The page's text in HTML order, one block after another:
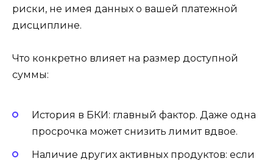
риски, не имея данных о вашей платежной
дисциплине.
Что конкретно влияет на размер доступной
суммы:
История в БКИ: главный фактор. Даже одна
просрочка может снизить лимит вдвое.
Наличие других активных продуктов: если